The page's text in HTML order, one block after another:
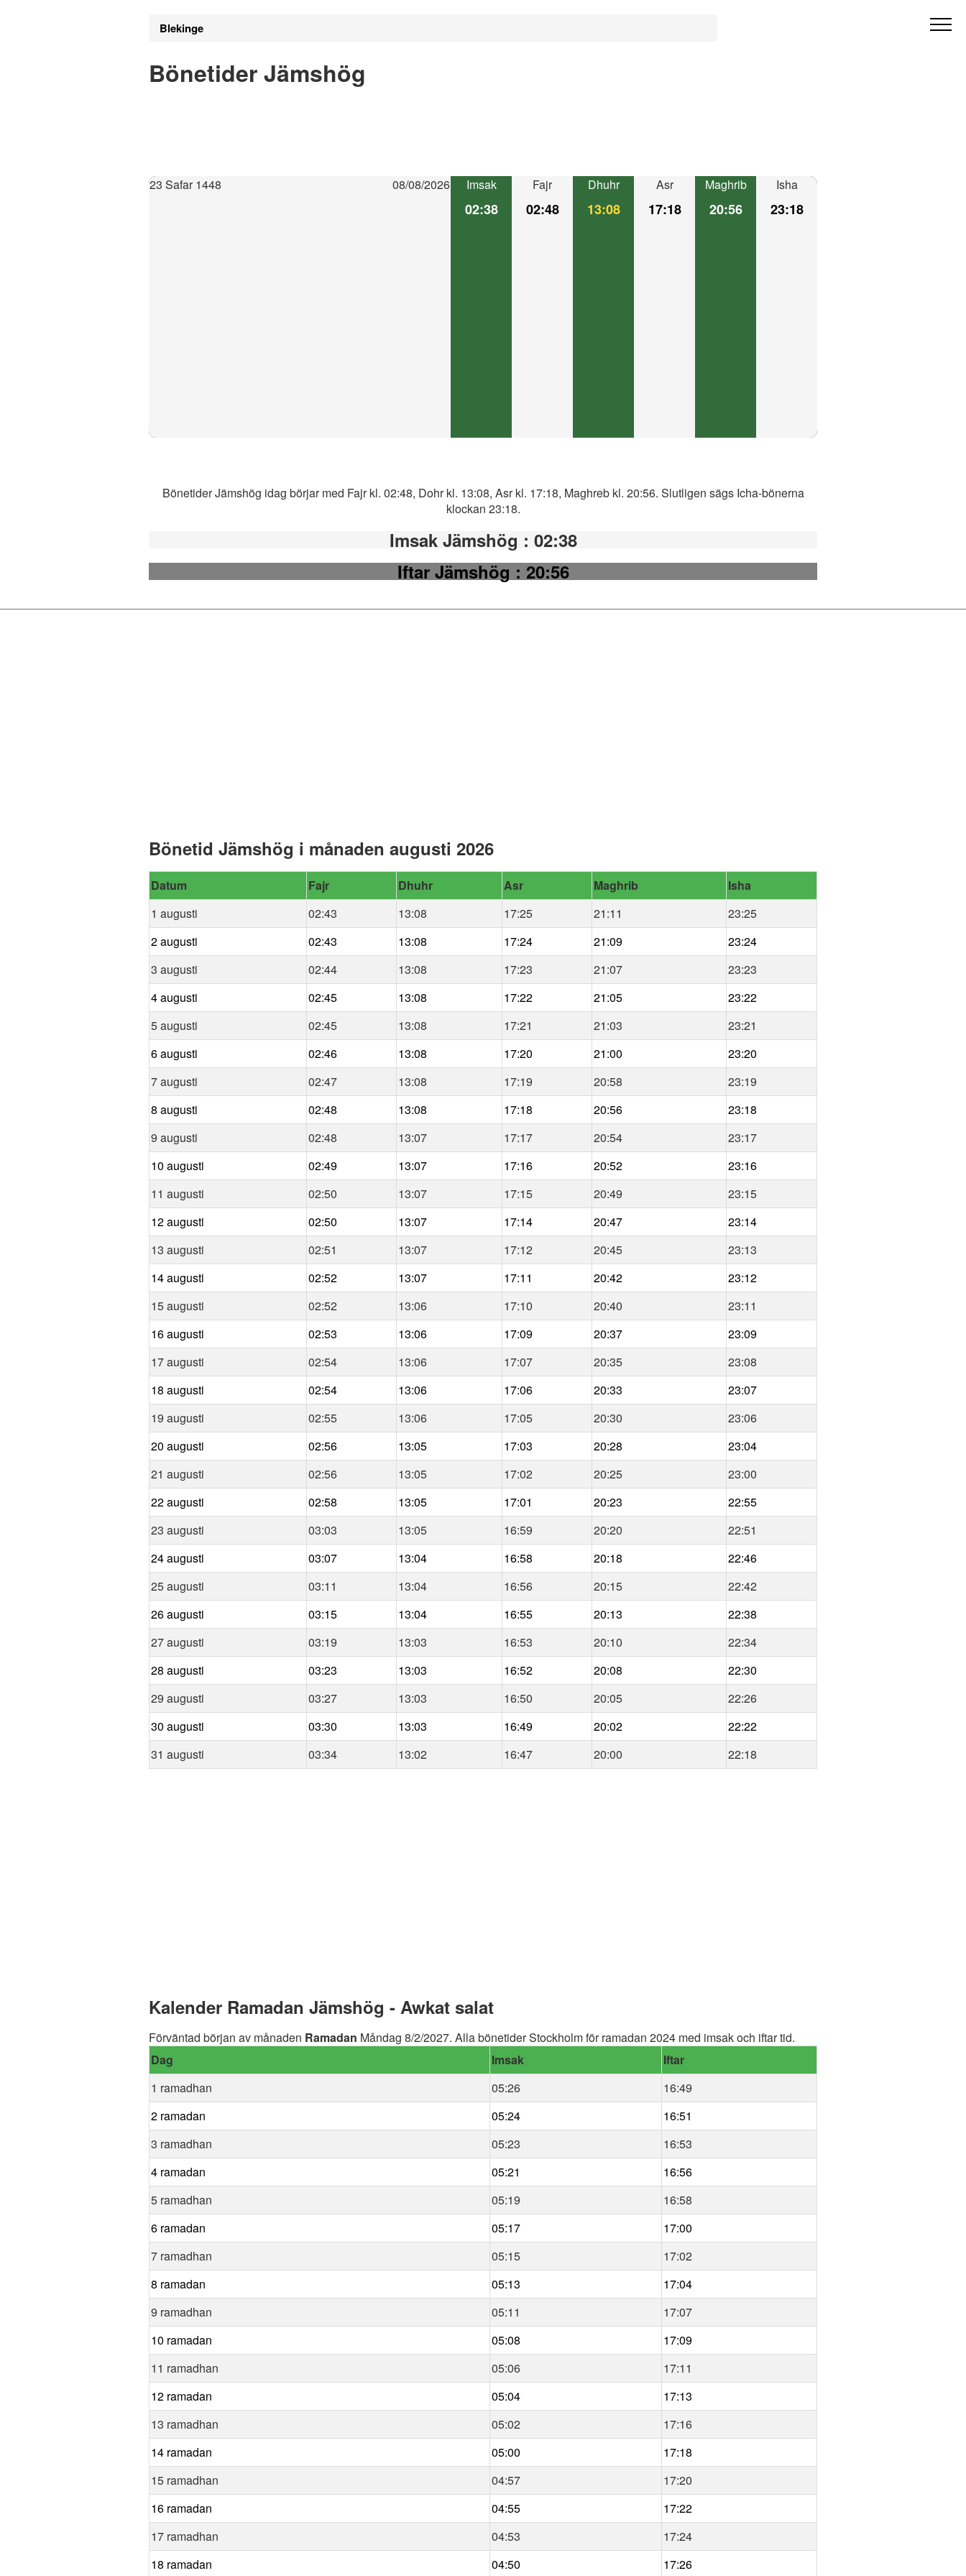
Blekinge
Bönetider Jämshög
23 Safar 1448 08/08/2026 Imsak
02:38
Fajr
02:48
Dhuhr
13:08
Asr
17:18
Maghrib
20:56
Isha
23:18
Bönetider Jämshög idag börjar med Fajr kl. 02:48, Dohr kl. 13:08, Asr kl. 17:18, Maghreb kl. 20:56. Slutligen sägs Icha-bönerna
klockan 23:18.
Imsak Jämshög : 02:38
Iftar Jämshög: 20:56
Bönetid Jämshög i månaden augusti 2026
Datum Fajr Dhuhr Asr Maghrib
Isha
1 augusti
02:43 13:08 17:25 21:11
23:25
2 augusti
02:43 13:08 17:24 21:09
23:24
3 augusti
02:44 13:08 17:23 21:07
23:23
4 augusti
02:45 13:08 17:22 21:05
23:22
5 augusti
02:45 13:08 17:21 21:03
23:21
6 augusti
02:46 13:08 17:20 21:00
23:20
7 augusti
02:47 13:08 17:19 20:58
23:19
8 augusti
02:48 13:08 17:18 20:56
23:18
9 augusti
02:48 13:07 17:17 20:54
23:17
10 augusti
02:49 13:07 17:16 20:52
23:16
11 augusti
02:50 13:07 17:15 20:49
23:15
12 augusti
02:50 13:07 17:14 20:47
23:14
13 augusti
02:51 13:07 17:12 20:45
23:13
14 augusti
02:52 13:07 17:11 20:42
23:12
15 augusti
02:52 13:06 17:10 20:40
23:11
16 augusti
02:53 13:06 17:09 20:37
23:09
17 augusti
02:54 13:06 17:07 20:35
23:08
18 augusti
02:54 13:06 17:06 20:33
23:07
19 augusti
02:55 13:06 17:05 20:30
23:06
20 augusti
02:56 13:05 17:03 20:28
23:04
21 augusti
02:56 13:05 17:02 20:25
23:00
22 augusti
02:58 13:05 17:01 20:23
22:55
23 augusti
03:03 13:05 16:59 20:20
22:51
24 augusti
03:07 13:04 16:58 20:18
22:46
25 augusti
03:11 13:04 16:56 20:15
22:42
26 augusti
03:15 13:04 16:55 20:13
22:38
27 augusti
03:19 13:03 16:53 20:10
22:34
28 augusti
03:23 13:03 16:52 20:08
22:30
29 augusti
03:27 13:03 16:50 20:05
22:26
30 augusti
03:30 13:03 16:49 20:02
22:22
31 augusti
03:34 13:02 16:47 20:00 22:18
Kalender Ramadan Jämshög - Awkat salat
Förväntad början av månaden Ramadan Måndag 8/2/2027. Alla bönetider Stockholm för ramadan 2024 med imsak och iftar tid.
Dag
Imsak
Iftar
1 ramadhan
05:26
16:49
2 ramadan
05:24
16:51
3 ramadhan
05:23
16:53
4 ramadan
05:21
16:56
5 ramadhan
05:19
16:58
6 ramadan
05:17
17:00
7 ramadhan
05:15
17:02
8 ramadan
05:13
17:04
9 ramadhan
05:11
17:07
10 ramadan
05:08
17:09
11 ramadhan
05:06
17:11
12 ramadan
05:04
17:13
13 ramadhan
05:02
17:16
14 ramadan
05:00
17:18
15 ramadhan
04:57
17:20
16 ramadan
04:55
17:22
17 ramadhan
04:53
17:24
18 ramadan
04:50 17:26